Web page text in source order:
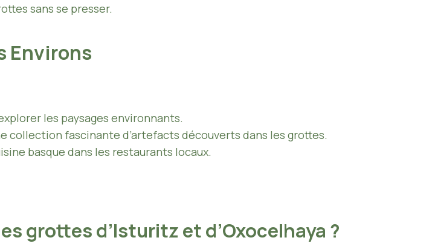
sans se presser.
Environs
les paysages environnants.
collection fascinante d’artefacts découverts dans les grottes.
basque dans les restaurants locaux.
grottes d’Isturitz et d’Oxocelhaya ?